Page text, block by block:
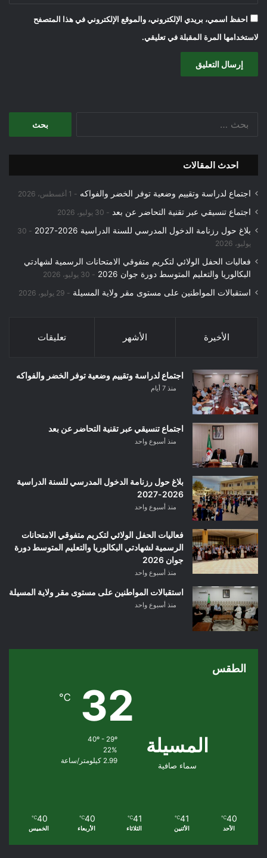
احفظ اسمي، بريدي الإلكتروني، والموقع الإلكتروني في هذا المتصفح
لاستخدامها المرة المقبلة في تعليقي.
احدث المقالات
اجتماع لدراسة وتقييم وضعية توفر الخضر والفواكه 1 أغسطس، 2026
اجتماع تنسيقي عبر تقنية التحاضر عن بعد 30 يوليو، 2026
بلاغ حول رزنامة الدخول المدرسي للسنة الدراسية 2026-2027
30
يوليو، 2026
فعاليات الحفل الولائي لتكريم متفوقي الامتحانات الرسمية لشهادتي
البكالوريا والتعليم المتوسط دورة جوان 2026
30 يوليو، 2026
استقبالات المواطنين على مستوى مقر ولاية المسيلة 29 يوليو، 2026
الأخيرة الأشهر تعليقات
اجتماع لدراسة وتقييم وضعية توفر الخضر والفواكه
منذ 7 أيام
اجتماع تنسيقي عبر تقنية التحاضر عن بعد
منذ أسبوع واحد
بلاغ حول رزنامة الدخول المدرسي للسنة الدراسية
2026-2027
منذ أسبوع واحد
فعاليات الحفل الولائي لتكريم متفوقي الامتحانات
الرسمية لشهادتي البكالوريا والتعليم المتوسط دورة
جوان 2026
منذ أسبوع واحد
استقبالات المواطنين على مستوى مقر ولاية المسيلة
منذ أسبوع واحد
الطقس
المسيلة
سماء صافية
32
℃
40º - 29º
22%
2.99 كيلومتر/ساعة
40
℃
الأحد
41
℃
الأثنين
41
℃
الثلاثاء
40
℃
الأربعاء
40
℃
الخميس